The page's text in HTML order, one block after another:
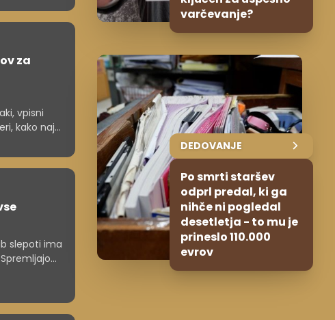
tudi med
za
vpisni
kako najti
slepoti ima
delodajalce
varčevanje?
DEDOVANJE
Po smrti staršev
odprl predal, ki ga
nihče ni pogledal
desetletja - to mu je
prineslo 110.000
evrov